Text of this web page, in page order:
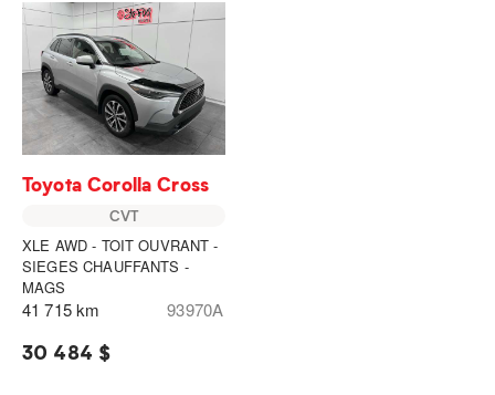
Toyota Corolla Cross
CVT
XLE AWD - TOIT OUVRANT -
SIEGES CHAUFFANTS -
MAGS
41 715 km 93970A
30 484 $